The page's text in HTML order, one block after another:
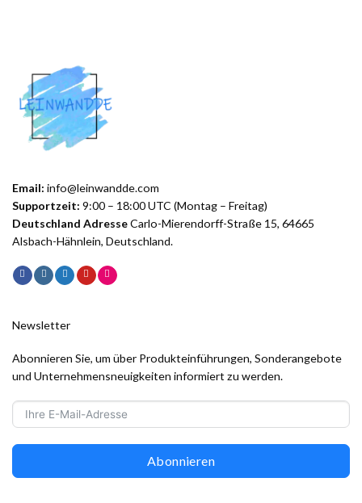
Email: info@leinwandde.com
Supportzeit: 9:00 – 18:00 UTC (Montag – Freitag)
Deutschland AdresseCarlo-Mierendorff-Straße 15, 64665
Alsbach-Hähnlein, Deutschland.
Newsletter
Abonnieren Sie, um über Produkteinführungen, Sonderangebote
und Unternehmensneuigkeiten informiert zu werden.
Abonnieren